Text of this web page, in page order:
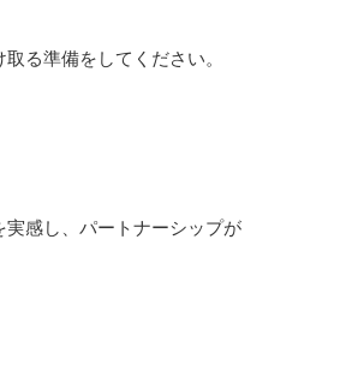
る準備をしてください。
感し、パートナーシップが